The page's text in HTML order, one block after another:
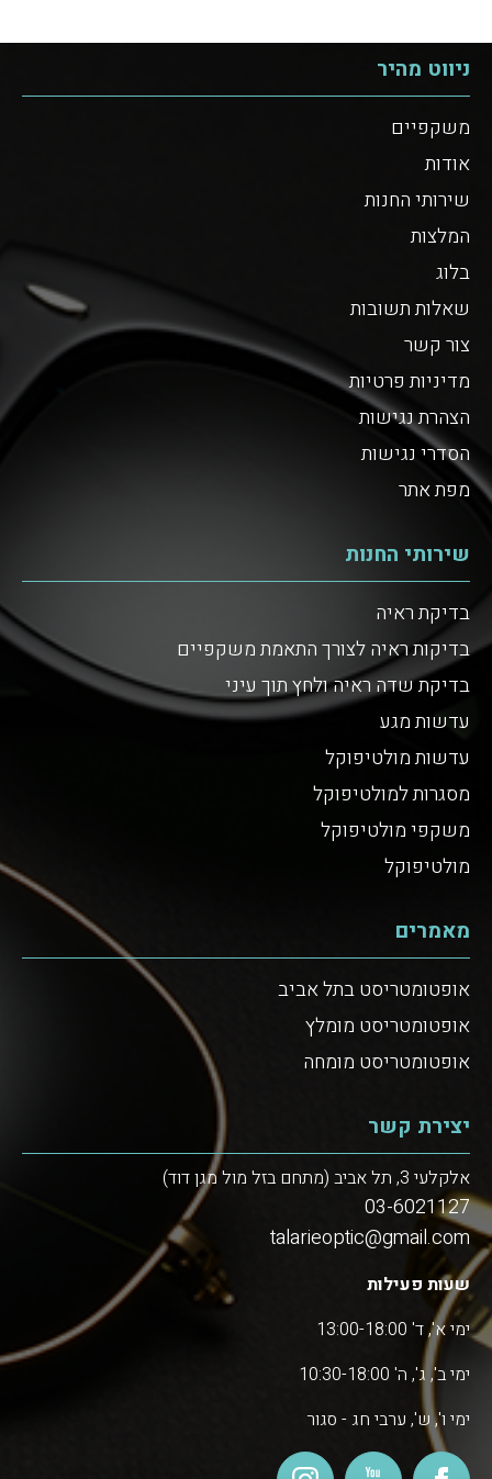
ניווט מהיר
משקפיים
אודות
שירותי החנות
המלצות
בלוג
שאלות תשובות
צור קשר
מדיניות פרטיות
הצהרת נגישות
הסדרי נגישות
מפת אתר
שירותי החנות
בדיקת ראיה
בדיקות ראיה לצורך התאמת משקפיים
בדיקת שדה ראיה ולחץ תוך עיני
עדשות מגע
עדשות מולטיפוקל
מסגרות למולטיפוקל
משקפי מולטיפוקל
מולטיפוקל
מאמרים
אופטומטריסט בתל אביב
אופטומטריסט מומלץ
אופטומטריסט מומחה
יצירת קשר
אלקלעי 3, תל אביב (מתחם בזל מול מגן דוד)
03-6021127
talarieoptic@gmail.com
שעות פעילות
ימי א', ד' 13:00-18:00
ימי ב', ג', ה' 10:30-18:00
ימי ו', ש', ערבי חג - סגור